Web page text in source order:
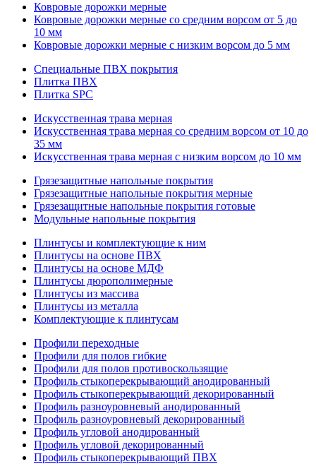
Ковровые дорожки мерные
Ковровые дорожки мерные со средним ворсом от 5 до
10 мм
Ковровые дорожки мерные с низким ворсом до 5 мм
Специальные ПВХ покрытия
Плитка ПВХ
Плитка SPC
Искуccтвенная трава мерная
Искусственная трава мерная со средним ворсом от 10 до
35 мм
Искусственная трава мерная с низким ворсом до 10 мм
Грязезащитные напольные покрытия
Грязезащитные напольные покрытия мерные
Грязезащитные напольные покрытия готовые
Модульные напольные покрытия
Плинтусы и комплектующие к ним
Плинтусы на основе ПВХ
Плинтусы на основе МДФ
Плинтусы дюрополимерные
Плинтусы из массива
Плинтусы из металла
Комплектующие к плинтусам
Профили переходные
Профили для полов гибкие
Профили для полов противоскользящие
Профиль стыкоперекрывающий анодированный
Профиль стыкоперекрывающий декорированный
Профиль разноуровневый анодированный
Профиль разноуровневый декорированный
Профиль угловой анодированный
Профиль угловой декорированный
Профиль стыкоперекрывающий ПВХ